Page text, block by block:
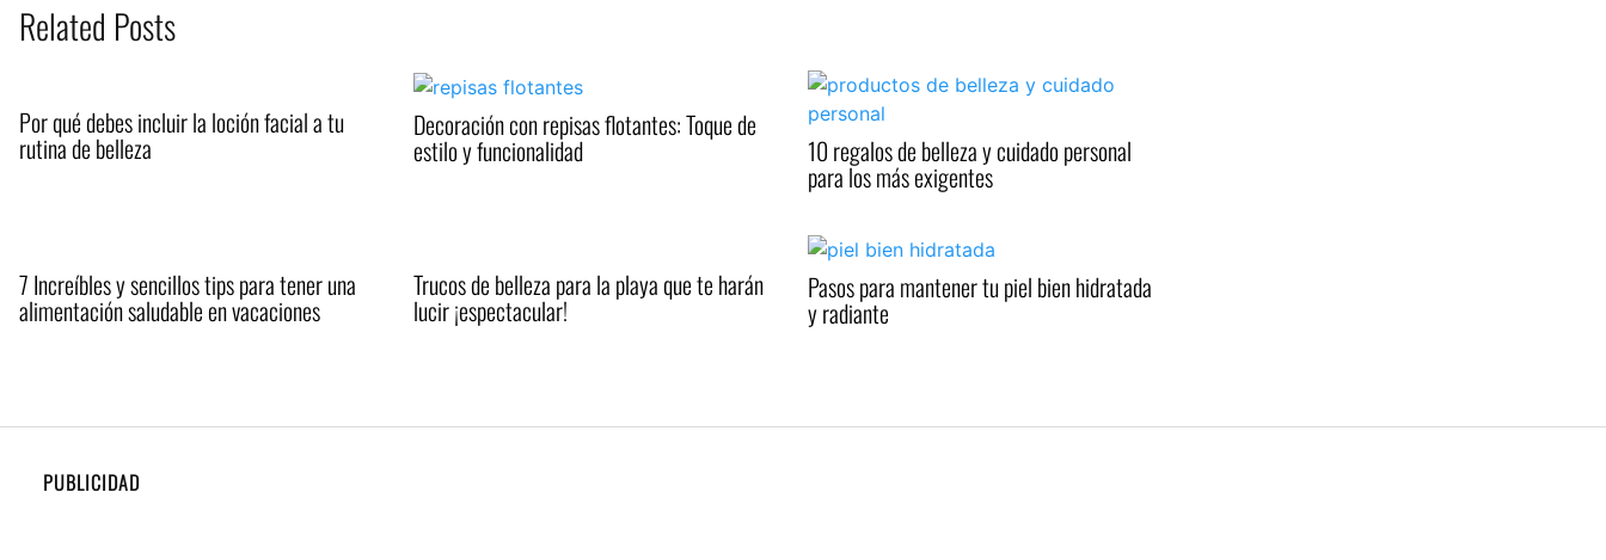
Related Posts
Por qué debes incluir la loción facial a tu
rutina de belleza
Decoración con repisas flotantes: Toque de
estilo y funcionalidad 10 regalos de belleza y cuidado personal
para los más exigentes
7 Increíbles y sencillos tips para tener una
alimentación saludable en vacaciones
Trucos de belleza para la playa que te harán
lucir ¡espectacular!
Pasos para mantener tu piel bien hidratada
y radiante
PUBLICIDAD